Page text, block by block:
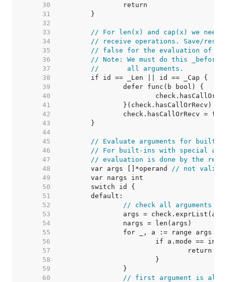
    30
    31
    32
    33
// For len(x) and cap(x) we
    34
// receive operations. Save/
    35
// false for the evaluation of x
    36
// Note: We must do this
    37
//       all arguments.
    38
    39
    40
    41
    42
    43
    44
    45
// Evaluate arguments for built-
    46
// For built-ins with special
    47
// evaluation is done by the
    48
	var args []*operand
// not valid
    49
    50
    51
    52
// check all arguments
    53
    54
    55
    56
    57
    58
    59
    60
// first argument is